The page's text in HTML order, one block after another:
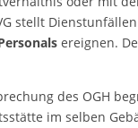
stellt
ereignen.
des OGH
im selben